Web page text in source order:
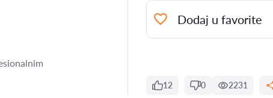
Dodaj u favorite
12 0 2231